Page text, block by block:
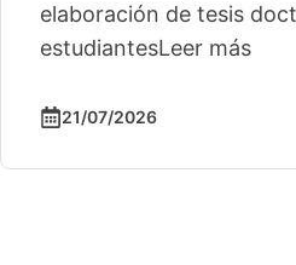
elaboración de tesis
estudiantesLeer más
21/07/2026